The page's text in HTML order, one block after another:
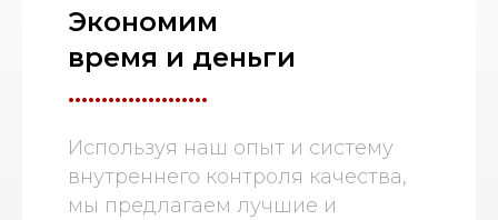
Экономим
время и деньги
.....................
Используя наш опыт и систему
внутреннего контроля качества,
мы предлагаем лучшие и